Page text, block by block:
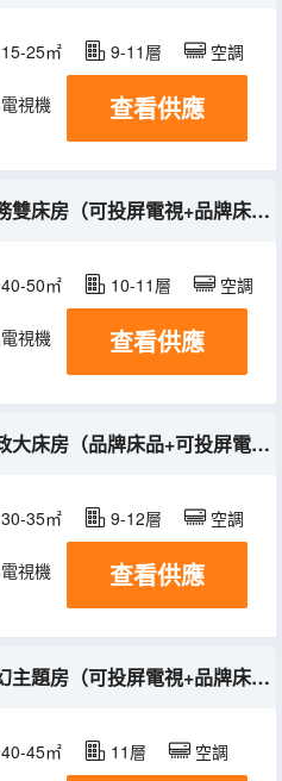
15-25㎡ 9-11層 空調
電視機 查看供應
商務雙床房（可投屏電視+品牌床品）
40-50㎡ 10-11層 空調
電視機 查看供應
行政大床房（品牌床品+可投屏電視）
30-35㎡ 9-12層 空調
電視機 查看供應
夢幻主題房（可投屏電視+品牌床品）
40-45㎡ 11層 空調